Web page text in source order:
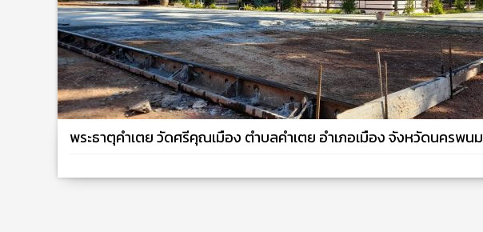
พระธาตุคำเตย วัดศรีคุณเมือง​ ตำบลคำเตย​ อำเภอเมือง​ จังหวัดนครพนม